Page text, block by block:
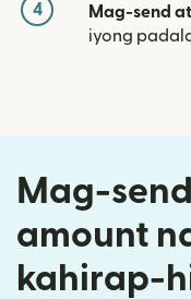
4 Mag-send
iyong
Mag-
amount
kahirap-